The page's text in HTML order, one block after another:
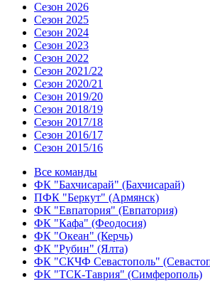
Сезон 2026
Сезон 2025
Сезон 2024
Сезон 2023
Сезон 2022
Сезон 2021/22
Сезон 2020/21
Сезон 2019/20
Сезон 2018/19
Сезон 2017/18
Сезон 2016/17
Сезон 2015/16
Все команды
ФК "Бахчисарай" (Бахчисарай)
ПФК "Беркут" (Армянск)
ФК "Евпатория" (Евпатория)
ФК "Кафа" (Феодосия)
ФК "Океан" (Керчь)
ФК "Рубин" (Ялта)
ФК "СКЧФ Севастополь"
ФК "ТСК-Таврия" (Симферополь)